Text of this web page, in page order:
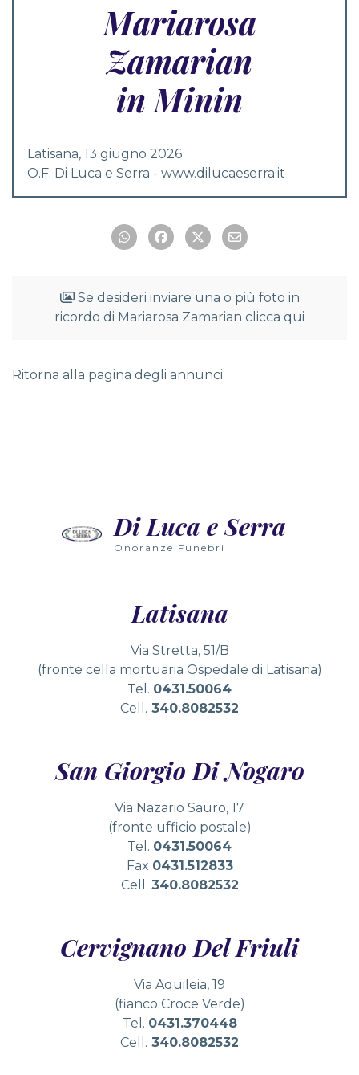
Mariarosa
Zamarian
in Minin
Latisana, 13 giugno 2026
O.F. Di Luca e Serra - www.dilucaeserra.it
Se desideri inviare una o più foto in
ricordo di Mariarosa Zamarian clicca qui
Ritorna alla pagina degli annunci
Wielu graczy nie zdaje sobie sprawy, że grając w
Di Luca e Serra
Onoranze Funebri
Latisana
Via Stretta, 51/B
(fronte cella mortuaria Ospedale di Latisana)
Tel. 0431.50064
Cell. 340.8082532
San Giorgio Di Nogaro
Via Nazario Sauro, 17
(fronte ufficio postale)
Tel. 0431.50064
Fax 0431.512833
Cell. 340.8082532
Cervignano Del Friuli
Via Aquileia, 19
(fianco Croce Verde)
Tel. 0431.370448
Cell. 340.8082532